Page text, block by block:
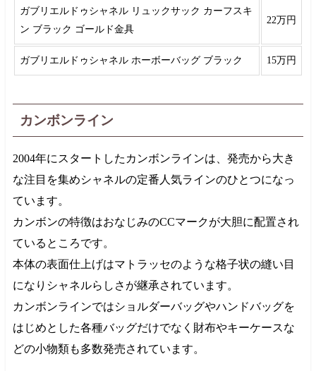
ガブリエルドゥシャネル リュックサック カーフスキ
ン ブラック ゴールド金具
22万円
ガブリエルドゥシャネル ホーボーバッグ ブラック 15万円
カンボンライン
2004年にスタートしたカンボンラインは、発売から大き
な注目を集めシャネルの定番人気ラインのひとつになっ
ています。
カンボンの特徴はおなじみのCCマークが大胆に配置され
ているところです。
本体の表面仕上げはマトラッセのような格子状の縫い目
になりシャネルらしさが継承されています。
カンボンラインではショルダーバッグやハンドバッグを
はじめとした各種バッグだけでなく財布やキーケースな
どの小物類も多数発売されています。